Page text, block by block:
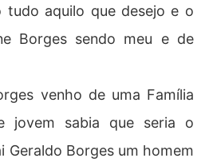
tudo aquilo que desejo e o
Borges sendo meu e de
venho de uma Família
jovem sabia que seria o
Geraldo Borges um homem